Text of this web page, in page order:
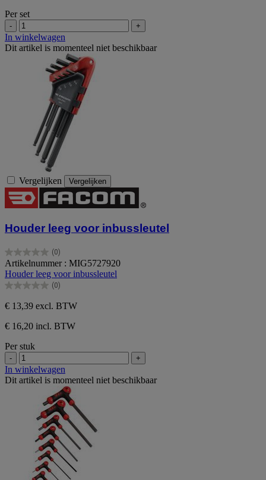
Per set
- +
In winkelwagen
Dit artikel is momenteel niet beschikbaar
Vergelijken Vergelijken
Houder leeg voor inbussleutel
(0)
0.0
van
de
5
Artikelnummer : MIG5727920
Houder leeg voor inbussleutel
(0)
0.0
van
de
5
sterren.
€ 13,39 excl. BTW
€ 16,20 incl. BTW
Per stuk
- +
In winkelwagen
Dit artikel is momenteel niet beschikbaar